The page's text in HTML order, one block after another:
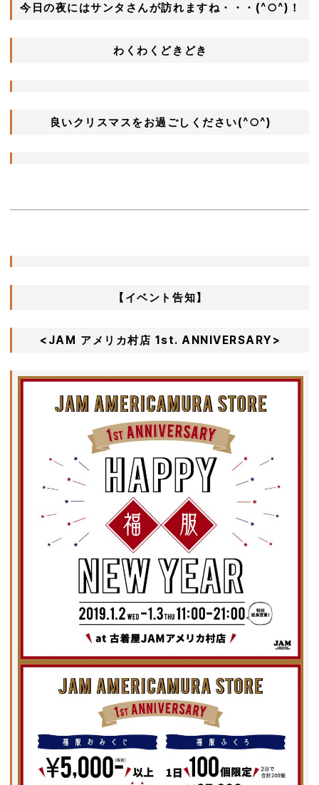
今日の夜にはサンタさんが訪れますね・・・(^○^)！
わくわくどきどき
良いクリスマスをお過ごしください(^○^)
【イベント告知】
<JAM アメリカ村店 1st. ANNIVERSARY>